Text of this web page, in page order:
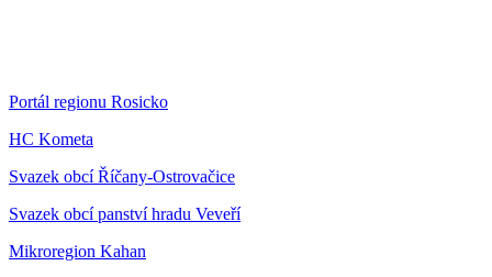
Portál regionu Rosicko
HC Kometa
Svazek obcí Říčany-Ostrovačice
Svazek obcí panství hradu Veveří
Mikroregion Kahan